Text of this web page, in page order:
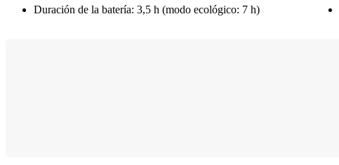
Duración de la batería: 3,5 h (modo ecológico: 7 h)